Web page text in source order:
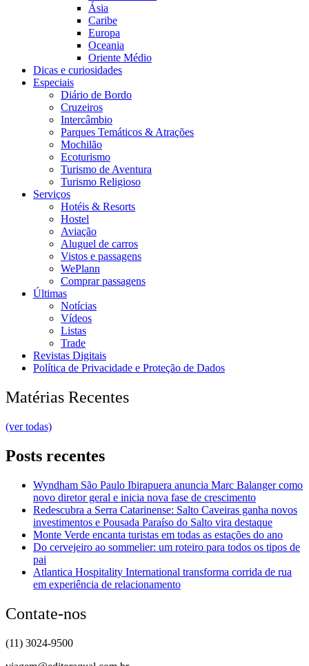
Ásia
Caribe
Europa
Oceania
Oriente Médio
Dicas e curiosidades
Especiais
Diário de Bordo
Cruzeiros
Intercâmbio
Parques Temáticos & Atrações
Mochilão
Ecoturismo
Turismo de Aventura
Turismo Religioso
Serviços
Hotéis & Resorts
Hostel
Aviação
Aluguel de carros
Vistos e passagens
WePlann
Comprar passagens
Últimas
Notícias
Vídeos
Listas
Trade
Revistas Digitais
Política de Privacidade e Proteção de Dados
Matérias Recentes
(ver todas)
Posts recentes
Wyndham São Paulo Ibirapuera anuncia Marc Balanger como
novo diretor geral e inicia nova fase de crescimento
Redescubra a Serra Catarinense: Salto Caveiras ganha novos
investimentos e Pousada Paraíso do Salto vira destaque
Monte Verde encanta turistas em todas as estações do ano
Do cervejeiro ao sommelier: um roteiro para todos os tipos de
pai
Atlantica Hospitality International transforma corrida de rua
em experiência de relacionamento
Contate-nos
(11) 3024-9500